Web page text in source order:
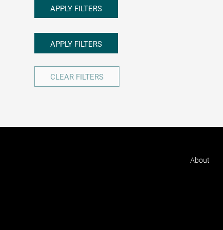
APPLY FILTERS
APPLY FILTERS
CLEAR FILTERS
About